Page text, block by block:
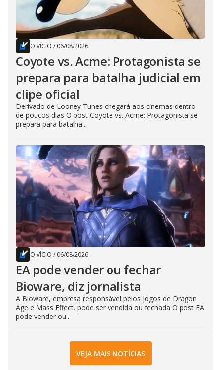
O VÍCIO / 06/08/2026
Coyote vs. Acme: Protagonista se
prepara para batalha judicial em
clipe oficial
Derivado de Looney Tunes chegará aos cinemas dentro
de poucos dias O post Coyote vs. Acme: Protagonista se
prepara para batalha...
O VÍCIO / 06/08/2026
EA pode vender ou fechar
Bioware, diz jornalista
A Bioware, empresa responsável pelos jogos de Dragon
Age e Mass Effect, pode ser vendida ou fechada O post EA
pode vender ou...
VEJA MAIS NOTÍCIAS